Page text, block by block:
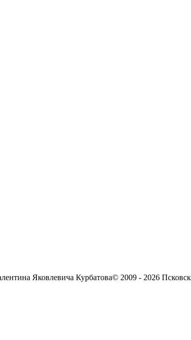
Яковлевича Курбатова© 2009 - 2026